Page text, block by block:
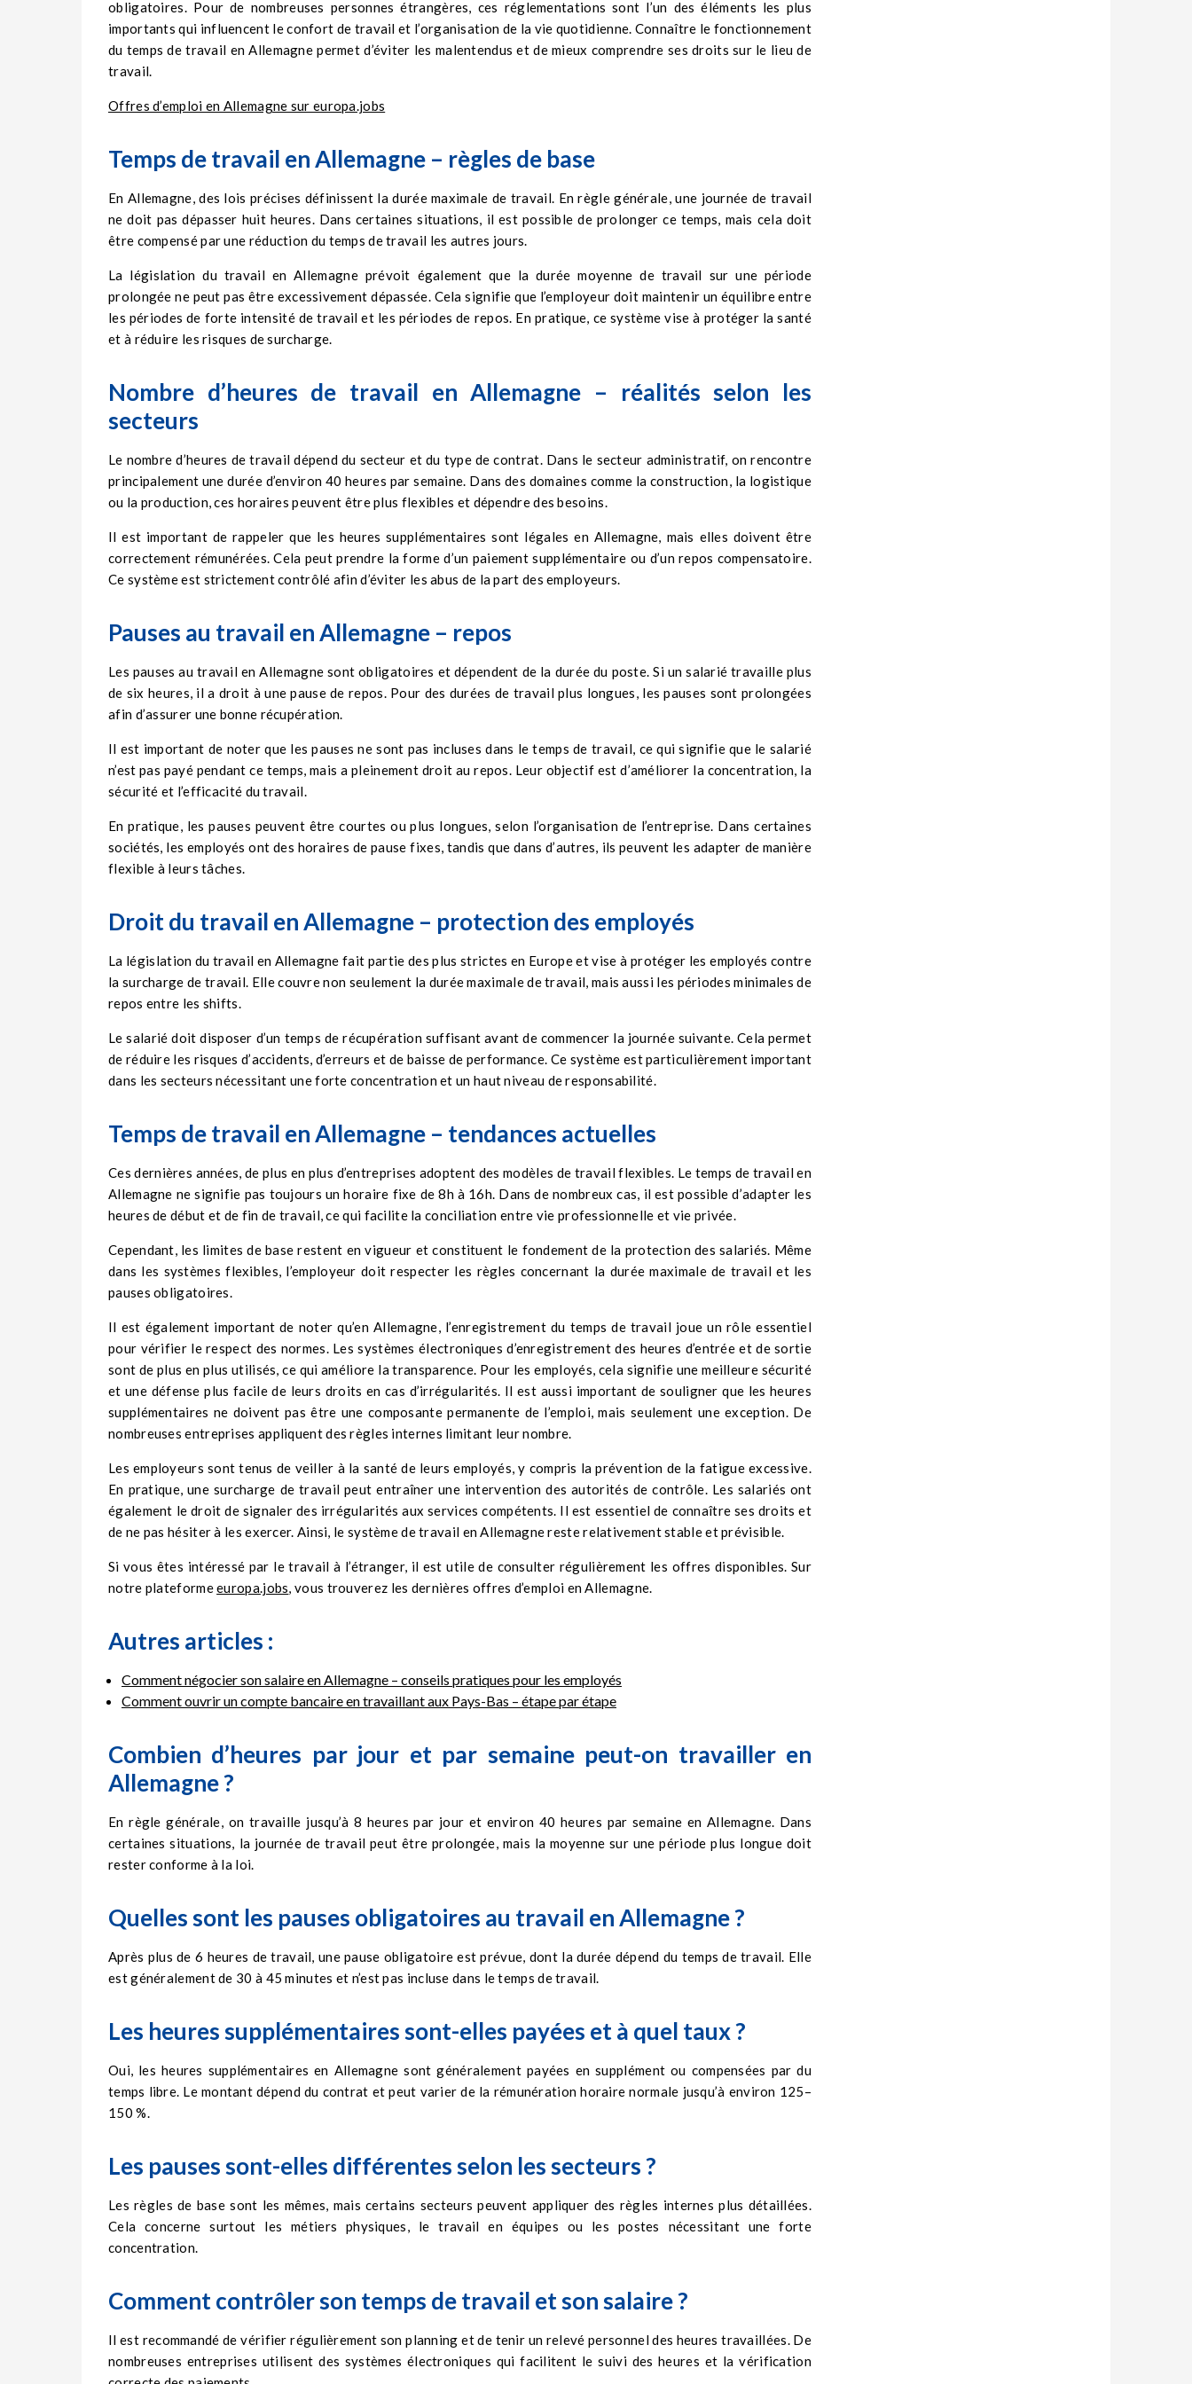
obligatoires. Pour de nombreuses personnes étrangères, ces réglementations sont l’un des éléments les plus
importants qui influencent le confort de travail et l’organisation de la vie quotidienne. Connaître le fonctionnement
du temps de travail en Allemagne permet d’éviter les malentendus et de mieux comprendre ses droits sur le lieu de
travail.
Offres d’emploi en Allemagne sur europa.jobs
Temps de travail en Allemagne – règles de base
En Allemagne, des lois précises définissent la durée maximale de travail. En règle générale, une journée de travail
ne doit pas dépasser huit heures. Dans certaines situations, il est possible de prolonger ce temps, mais cela doit
être compensé par une réduction du temps de travail les autres jours.
La législation du travail en Allemagne prévoit également que la durée moyenne de travail sur une période
prolongée ne peut pas être excessivement dépassée. Cela signifie que l’employeur doit maintenir un équilibre entre
les périodes de forte intensité de travail et les périodes de repos. En pratique, ce système vise à protéger la santé
et à réduire les risques de surcharge.
Nombre d’heures de travail en Allemagne – réalités selon les
secteurs
Le nombre d’heures de travail dépend du secteur et du type de contrat. Dans le secteur administratif, on rencontre
principalement une durée d’environ 40 heures par semaine. Dans des domaines comme la construction, la logistique
ou la production, ces horaires peuvent être plus flexibles et dépendre des besoins.
Il est important de rappeler que les heures supplémentaires sont légales en Allemagne, mais elles doivent être
correctement rémunérées. Cela peut prendre la forme d’un paiement supplémentaire ou d’un repos compensatoire.
Ce système est strictement contrôlé afin d’éviter les abus de la part des employeurs.
Pauses au travail en Allemagne – repos
Les pauses au travail en Allemagne sont obligatoires et dépendent de la durée du poste. Si un salarié travaille plus
de six heures, il a droit à une pause de repos. Pour des durées de travail plus longues, les pauses sont prolongées
afin d’assurer une bonne récupération.
Il est important de noter que les pauses ne sont pas incluses dans le temps de travail, ce qui signifie que le salarié
n’est pas payé pendant ce temps, mais a pleinement droit au repos. Leur objectif est d’améliorer la concentration, la
sécurité et l’efficacité du travail.
En pratique, les pauses peuvent être courtes ou plus longues, selon l’organisation de l’entreprise. Dans certaines
sociétés, les employés ont des horaires de pause fixes, tandis que dans d’autres, ils peuvent les adapter de manière
flexible à leurs tâches.
Droit du travail en Allemagne – protection des employés
La législation du travail en Allemagne fait partie des plus strictes en Europe et vise à protéger les employés contre
la surcharge de travail. Elle couvre non seulement la durée maximale de travail, mais aussi les périodes minimales de
repos entre les shifts.
Le salarié doit disposer d’un temps de récupération suffisant avant de commencer la journée suivante. Cela permet
de réduire les risques d’accidents, d’erreurs et de baisse de performance. Ce système est particulièrement important
dans les secteurs nécessitant une forte concentration et un haut niveau de responsabilité.
Temps de travail en Allemagne – tendances actuelles
Ces dernières années, de plus en plus d’entreprises adoptent des modèles de travail flexibles. Le temps de travail en
Allemagne ne signifie pas toujours un horaire fixe de 8h à 16h. Dans de nombreux cas, il est possible d’adapter les
heures de début et de fin de travail, ce qui facilite la conciliation entre vie professionnelle et vie privée.
Cependant, les limites de base restent en vigueur et constituent le fondement de la protection des salariés. Même
dans les systèmes flexibles, l’employeur doit respecter les règles concernant la durée maximale de travail et les
pauses obligatoires.
Il est également important de noter qu’en Allemagne, l’enregistrement du temps de travail joue un rôle essentiel
pour vérifier le respect des normes. Les systèmes électroniques d’enregistrement des heures d’entrée et de sortie
sont de plus en plus utilisés, ce qui améliore la transparence. Pour les employés, cela signifie une meilleure sécurité
et une défense plus facile de leurs droits en cas d’irrégularités. Il est aussi important de souligner que les heures
supplémentaires ne doivent pas être une composante permanente de l’emploi, mais seulement une exception. De
nombreuses entreprises appliquent des règles internes limitant leur nombre.
Les employeurs sont tenus de veiller à la santé de leurs employés, y compris la prévention de la fatigue excessive.
En pratique, une surcharge de travail peut entraîner une intervention des autorités de contrôle. Les salariés ont
également le droit de signaler des irrégularités aux services compétents. Il est essentiel de connaître ses droits et
de ne pas hésiter à les exercer. Ainsi, le système de travail en Allemagne reste relativement stable et prévisible.
Si vous êtes intéressé par le travail à l’étranger, il est utile de consulter régulièrement les offres disponibles. Sur
notre plateformeeuropa.jobs, vous trouverez les dernières offres d’emploi en Allemagne.
Autres articles :
Comment négocier son salaire en Allemagne – conseils pratiques pour les employés
Comment ouvrir un compte bancaire en travaillant aux Pays-Bas – étape par étape
Combien d’heures par jour et par semaine peut-on travailler en
Allemagne ?
En règle générale, on travaille jusqu’à 8 heures par jour et environ 40 heures par semaine en Allemagne. Dans
certaines situations, la journée de travail peut être prolongée, mais la moyenne sur une période plus longue doit
rester conforme à la loi.
Quelles sont les pauses obligatoires au travail en Allemagne ?
Après plus de 6 heures de travail, une pause obligatoire est prévue, dont la durée dépend du temps de travail. Elle
est généralement de 30 à 45 minutes et n’est pas incluse dans le temps de travail.
Les heures supplémentaires sont-elles payées et à quel taux ?
Oui, les heures supplémentaires en Allemagne sont généralement payées en supplément ou compensées par du
temps libre. Le montant dépend du contrat et peut varier de la rémunération horaire normale jusqu’à environ 125–
150 %.
Les pauses sont-elles différentes selon les secteurs ?
Les règles de base sont les mêmes, mais certains secteurs peuvent appliquer des règles internes plus détaillées.
Cela concerne surtout les métiers physiques, le travail en équipes ou les postes nécessitant une forte
concentration.
Comment contrôler son temps de travail et son salaire ?
Il est recommandé de vérifier régulièrement son planning et de tenir un relevé personnel des heures travaillées. De
nombreuses entreprises utilisent des systèmes électroniques qui facilitent le suivi des heures et la vérification